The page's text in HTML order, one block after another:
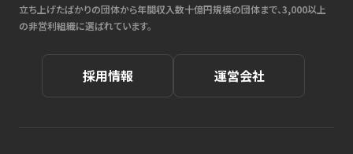
立ち上げたばかりの団体から年間収入数十億円規模の団体まで、3,000以上
の非営利組織に選ばれています。
採用情報 運営会社